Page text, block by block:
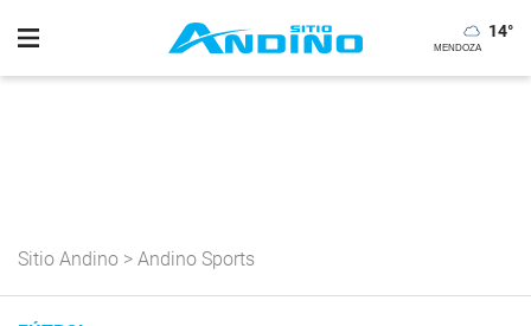
14°
Sitio Andino > Andino Sports